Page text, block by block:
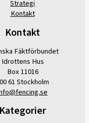
Strategi
Kontakt
Kontakt
Fäktförbundet
Idrottens Hus
Box 11016
61 Stockholm
Kategorier